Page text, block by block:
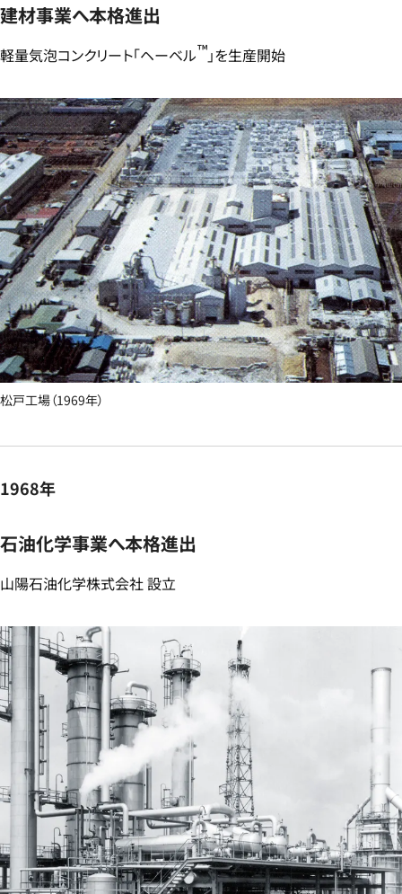
建材事業へ本格進出​
​軽量気泡コンクリート「ヘーベル™」を生産開始​
松戸工場（1969年）
1968年
石油化学事業へ本格進出​
山陽石油化学株式会社 設立​